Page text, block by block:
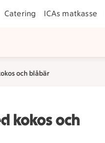
Catering ICAs matkasse
och blåbär
kokos och